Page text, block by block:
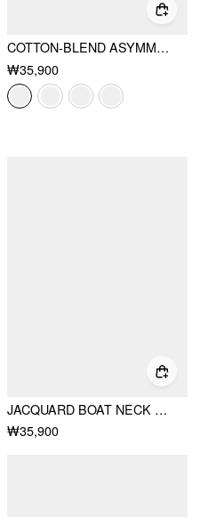
COTTON-BLEND ASYMMETRICAL NECK TOP
₩35,900
JACQUARD BOAT NECK DRAWSTRING RUCHED ASYMMERTRICAL TOP
₩35,900